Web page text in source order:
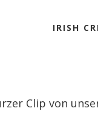
IRISH
Clip von